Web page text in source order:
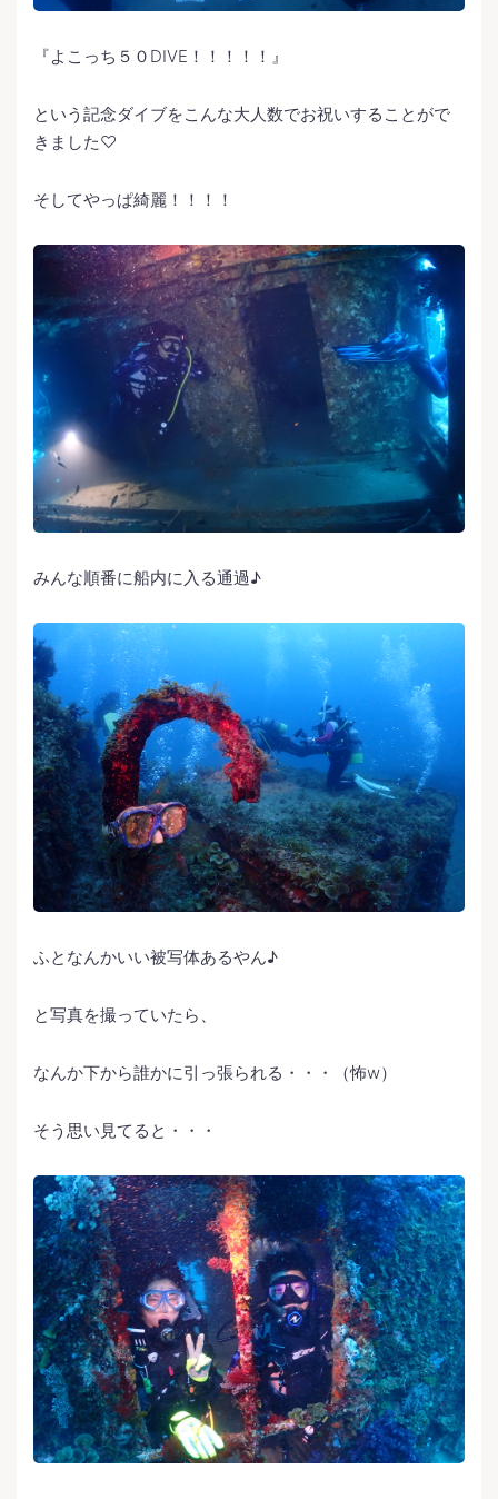
『よこっち５０DIVE！！！！！』
という記念ダイブをこんな大人数でお祝いすることがで
きました♡
そしてやっぱ綺麗！！！！
みんな順番に船内に入る通過♪
ふとなんかいい被写体あるやん♪
と写真を撮っていたら、
なんか下から誰かに引っ張られる・・・（怖w）
そう思い見てると・・・